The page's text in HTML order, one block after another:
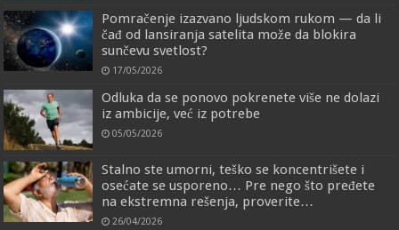
Pomračenje izazvano ljudskom rukom — da li
čađ od lansiranja satelita može da blokira
sunčevu svetlost?
17/05/2026
Odluka da se ponovo pokrenete više ne dolazi
iz ambicije, već iz potrebe
05/05/2026
Stalno ste umorni, teško se koncentrišete i
osećate se usporeno… Pre nego što pređete
na ekstremna rešenja, proverite…
26/04/2026